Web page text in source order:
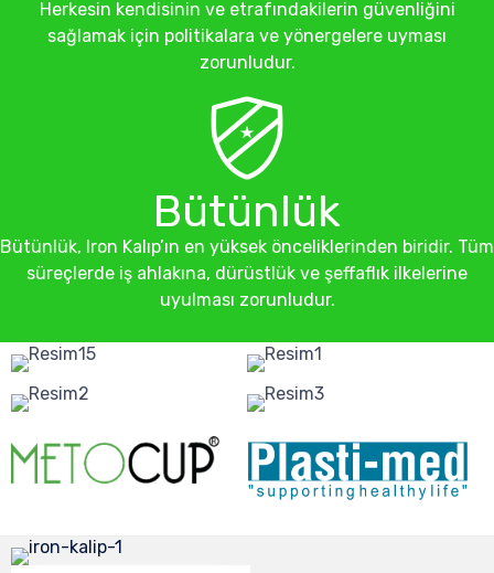
Herkesin kendisinin ve etrafındakilerin güvenliğini
sağlamak için politikalara ve yönergelere uyması
zorunludur.
Bütünlük
Bütünlük, Iron Kalıp’ın en yüksek önceliklerinden biridir. Tüm
süreçlerde iş ahlakına, dürüstlük ve şeffaflık ilkelerine
uyulması zorunludur.